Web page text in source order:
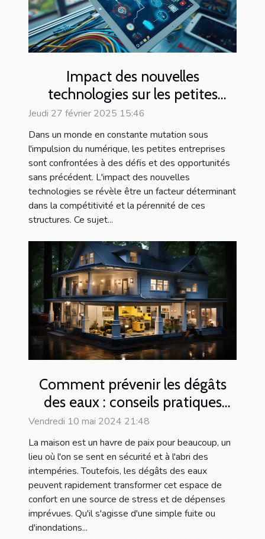
Impact des nouvelles
technologies sur les petites
entreprises
Jeudi 27 février 2025 15:46
Dans un monde en constante mutation sous
l'impulsion du numérique, les petites entreprises
sont confrontées à des défis et des opportunités
sans précédent. L'impact des nouvelles
technologies se révèle être un facteur déterminant
dans la compétitivité et la pérennité de ces
structures. Ce sujet...
Comment prévenir les dégâts
des eaux : conseils pratiques
pour les propriétaires et
locataires
Vendredi 10 mai 2024 21:48
La maison est un havre de paix pour beaucoup, un
lieu où l'on se sent en sécurité et à l'abri des
intempéries. Toutefois, les dégâts des eaux
peuvent rapidement transformer cet espace de
confort en une source de stress et de dépenses
imprévues. Qu'il s'agisse d'une simple fuite ou
d'inondations...